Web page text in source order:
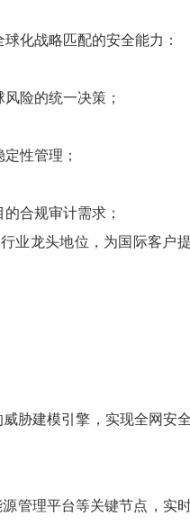
化战略匹配的安全能力：
险的统一决策；
性管理；
合规审计需求；
业龙头地位，为国际客户
胁建模引擎，实现全网安
管理平台等关键节点，实